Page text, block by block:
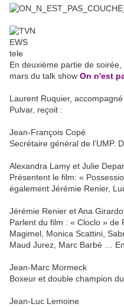
En deuxième partie de
mars du talk show On n'est
Laurent Ruquier,
Pulvar, reçoit :
Jean-François Copé
Secrétaire général de l’UMP.
Alexandra Lamy et Julie
Présentent le film: «
également Jérémie Renier,
Jérémie Renier et Ana
Parlent du film : « Cloclo » de
Magimel, Monica Scattini,
Maud Jurez, Marc Barbé …
Jean-Marc Mormeck
Boxeur et double champion
Jean-Luc Lemoine